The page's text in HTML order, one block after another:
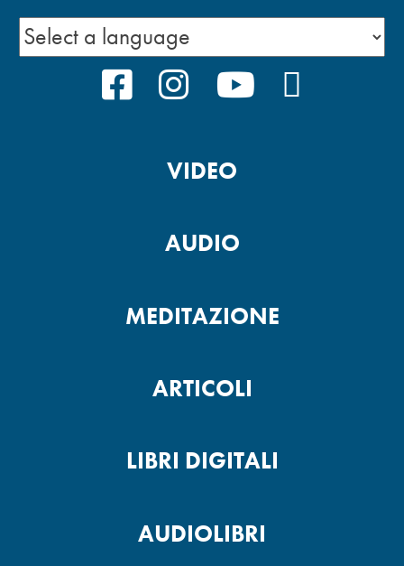
FACEBOOKINSTAGRAM
YOUTUBE
VIDEO
AUDIO
MEDITAZIONE
ARTICOLI
LIBRI DIGITALI
AUDIOLIBRI